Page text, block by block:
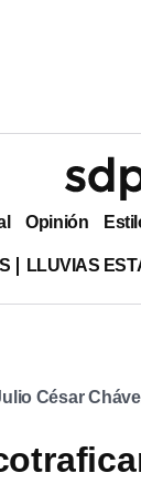
Opinión
LLUVIAS
César